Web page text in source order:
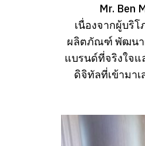
Mr. Ben
เนื่องจากผู้บริ
ผลิตภัณฑ์ พัฒนา
แบรนด์ที่จริงใจแ
ดิจิทัลที่เข้ามา